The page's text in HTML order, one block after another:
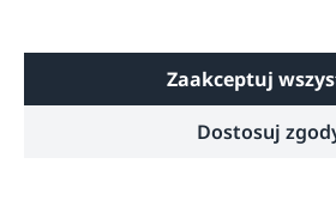
Copyright © 2026 Dobre Liski - Bezpieczne
Dostosuj
Zaakceptuj